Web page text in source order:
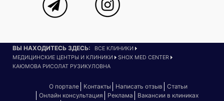
ВЫ НАХОДИТЕСЬ ЗДЕСЬ:
ВСЕ КЛИНИКИ
МЕДИЦИНСКИЕ ЦЕНТРЫ И КЛИНИКИ
SHOX MED CENTER
КАЮМОВА РИСОЛАТ РУЗИКУЛОВНА
О портале Контакты Написать отзыв
Статьи
Онлайн консультация
Реклама
Вакансии в клиниках